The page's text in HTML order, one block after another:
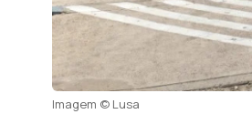
Imagem © Lusa